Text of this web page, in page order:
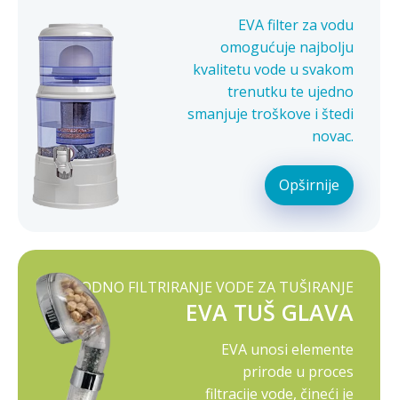
EVA filter za vodu
omogućuje najbolju
kvalitetu vode u svakom
trenutku te ujedno
smanjuje troškove i štedi
novac.
Opširnije
PRIRODNO FILTRIRANJE VODE ZA TUŠIRANJE
EVA TUŠ GLAVA
EVA unosi elemente
prirode u proces
filtracije vode, čineći je